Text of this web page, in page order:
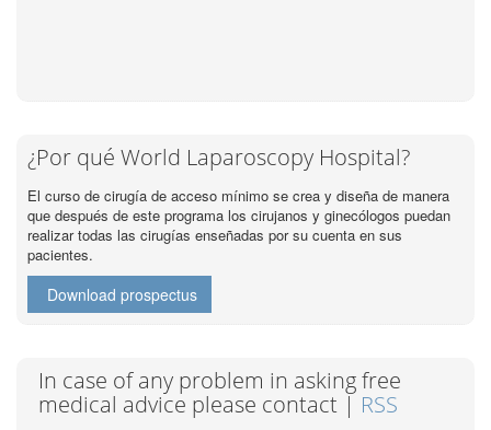
¿Por qué World Laparoscopy Hospital?
El curso de cirugía de acceso mínimo se crea y diseña de manera
que después de este programa los cirujanos y ginecólogos puedan
realizar todas las cirugías enseñadas por su cuenta en sus
pacientes.
Download prospectus
In case of any problem in asking free
medical advice please contact | RSS